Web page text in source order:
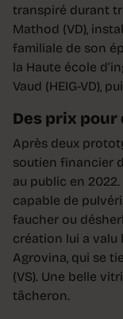
transpiré durant
Mathod (VD),
familiale de son
la Haute école
Vaud (HEIG-VD),
Des prix
Après deux
soutien financier
au public en 2022.
capable de
faucher ou
création lui a valu
Agrovina, qui se
(VS). Une belle
tâcheron.